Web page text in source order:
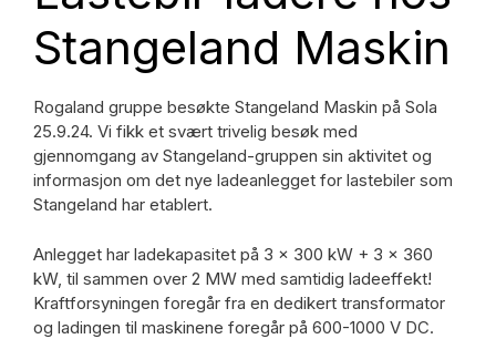
Stangeland Maskin
Rogaland gruppe besøkte Stangeland Maskin på Sola
25.9.24. Vi fikk et svært trivelig besøk med
gjennomgang av Stangeland-gruppen sin aktivitet og
informasjon om det nye ladeanlegget for lastebiler som
Stangeland har etablert.
Anlegget har ladekapasitet på 3 x 300 kW + 3 x 360
kW, til sammen over 2 MW med samtidig ladeeffekt!
Kraftforsyningen foregår fra en dedikert transformator
og ladingen til maskinene foregår på 600-1000 V DC.